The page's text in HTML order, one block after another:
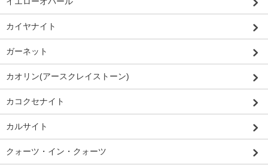
カイヤナイト
ガーネット
カオリン(アースクレイストーン)
カコクセナイト
カルサイト
クォーツ・イン・クォーツ